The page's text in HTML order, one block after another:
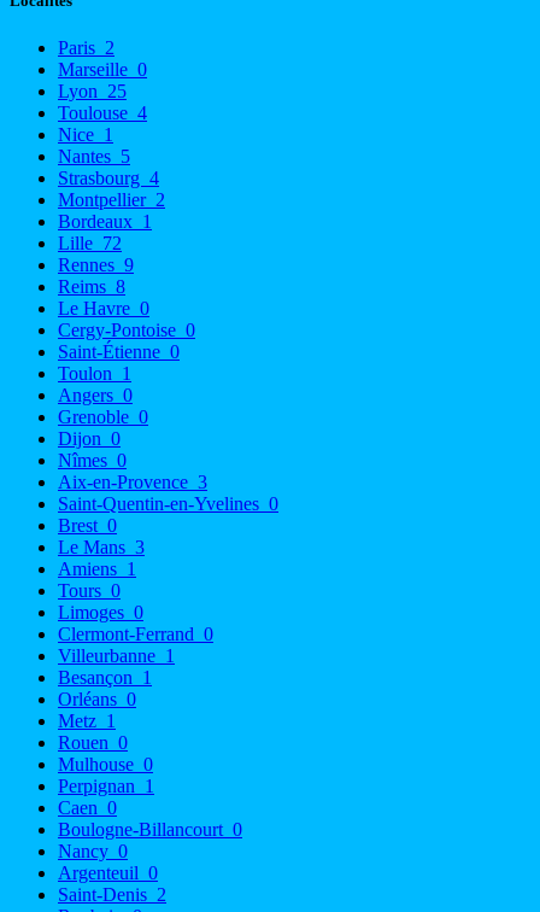
Paris 2
Marseille 0
Lyon 25
Toulouse 4
Nice 1
Nantes 5
Strasbourg 4
Montpellier 2
Bordeaux 1
Lille 72
Rennes 9
Reims 8
Le Havre 0
Cergy-Pontoise 0
Saint-Étienne 0
Toulon 1
Angers 0
Grenoble 0
Dijon 0
Nîmes 0
Aix-en-Provence 3
Saint-Quentin-en-Yvelines 0
Brest 0
Le Mans 3
Amiens 1
Tours 0
Limoges 0
Clermont-Ferrand 0
Villeurbanne 1
Besançon 1
Orléans 0
Metz 1
Rouen 0
Mulhouse 0
Perpignan 1
Caen 0
Boulogne-Billancourt 0
Nancy 0
Argenteuil 0
Saint-Denis 2